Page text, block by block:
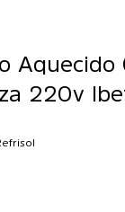
Aquecido
220v